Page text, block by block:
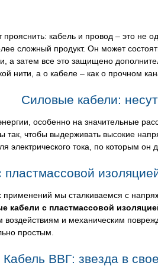
прояснить: кабель и провод – это не
сложный продукт. Он может
а затем все это защищено
нити, а о кабеле – как о прочном
Силовые кабели:
особенно на значительные
так, чтобы выдерживать высокие
тока, по которым он
мы сталкиваемся с
кабели с пластмассовой
воздействиям и механическим
простым.
Кабель ВВГ: звезда в